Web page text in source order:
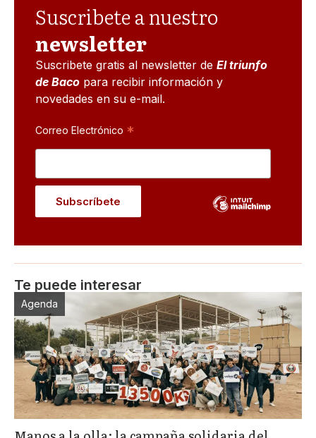
Suscribete a nuestro
newsletter
Suscribete gratis al newsletter de El triunfo
de Baco para recibir información y
novedades en su e-mail.
Correo Electrónico *
Te puede interesar
Agenda